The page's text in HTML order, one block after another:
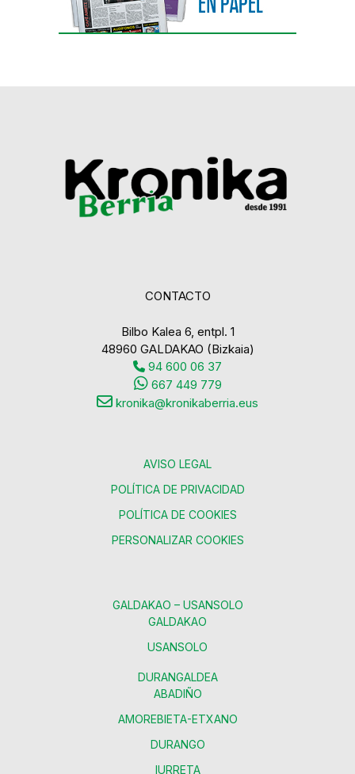
CONTACTO
Bilbo Kalea 6, entpl. 1
48960 GALDAKAO (Bizkaia)
94 600 06 37
667 449 779
kronika@kronikaberria.eus
AVISO LEGAL
POLÍTICA DE PRIVACIDAD
POLÍTICA DE COOKIES
PERSONALIZAR COOKIES
GALDAKAO – USANSOLO
GALDAKAO
USANSOLO
DURANGALDEA
ABADIÑO
AMOREBIETA-ETXANO
DURANGO
IURRETA